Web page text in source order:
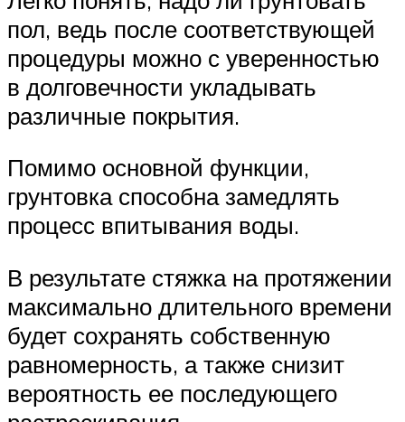
пол, ведь после соответствующей
процедуры можно с уверенностью
в долговечности укладывать
различные покрытия.
Помимо основной функции,
грунтовка способна замедлять
процесс впитывания воды.
В результате стяжка на протяжении
максимально длительного времени
будет сохранять собственную
равномерность, а также снизит
вероятность ее последующего